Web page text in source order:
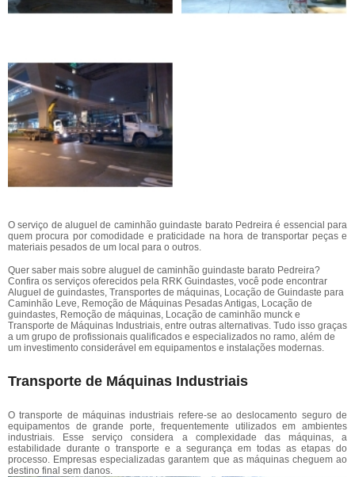
O serviço de aluguel de caminhão guindaste barato Pedreira é essencial para
quem procura por comodidade e praticidade na hora de transportar peças e
materiais pesados de um local para o outros.
Quer saber mais sobre aluguel de caminhão guindaste barato Pedreira?
Confira os serviços oferecidos pela RRK Guindastes, você pode encontrar
Aluguel de guindastes, Transportes de máquinas, Locação de Guindaste para
Caminhão Leve, Remoção de Máquinas Pesadas Antigas, Locação de
guindastes, Remoção de máquinas, Locação de caminhão munck e
Transporte de Máquinas Industriais, entre outras alternativas. Tudo isso graças
a um grupo de profissionais qualificados e especializados no ramo, além de
um investimento considerável em equipamentos e instalações modernas.
Transporte de Máquinas Industriais
O transporte de máquinas industriais refere-se ao deslocamento seguro de
equipamentos de grande porte, frequentemente utilizados em ambientes
industriais. Esse serviço considera a complexidade das máquinas, a
estabilidade durante o transporte e a segurança em todas as etapas do
processo. Empresas especializadas garantem que as máquinas cheguem ao
destino final sem danos.